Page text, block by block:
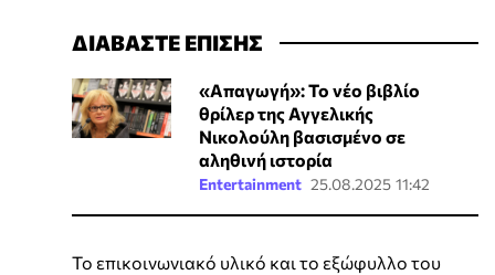
ΔΙΑΒΑΣΤΕ ΕΠΙΣΗΣ
«Απαγωγή»: Το νέο βιβλίο
θρίλερ της Αγγελικής
Νικολούλη βασισμένο σε
αληθινή ιστορία
Entertainment 25.08.2025 11:42
Το επικοινωνιακό υλικό και το εξώφυλλο του